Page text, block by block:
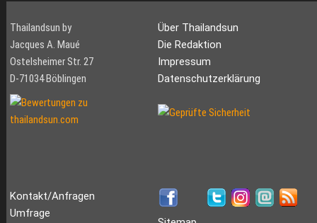
Thailandsun by
Jacques A. Maué
Ostelsheimer Str. 27
D-71034 Böblingen
Über Thailandsun
Die Redaktion
Impressum
Datenschutzerklärung
Kontakt/Anfragen
Umfrage